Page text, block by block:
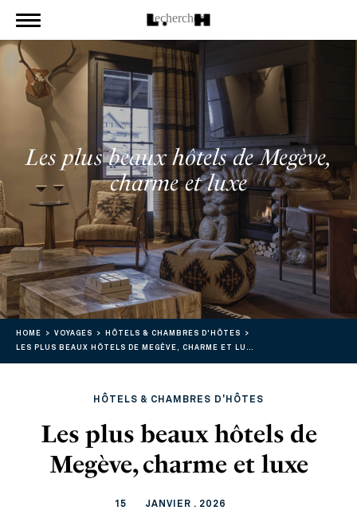
Les plus beaux hôtels de Megève,
charme et luxe
HOME VOYAGES
HÔTELS & CHAMBRES D'HÔTES
LES PLUS BEAUX HÔTELS DE MEGÈVE, CHARME ET LUXE
HÔTELS & CHAMBRES D'HÔTES
Les plus beaux hôtels de
Megève, charme et luxe
15 JANVIER . 2026